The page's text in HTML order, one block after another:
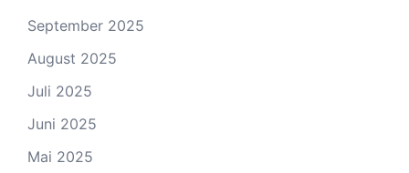
September 2025
August 2025
Juli 2025
Juni 2025
Mai 2025